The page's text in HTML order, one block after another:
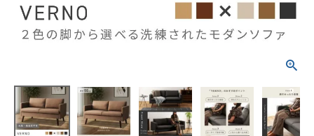
meeting_room ログイン person 会員登録
シーンから選ぶ